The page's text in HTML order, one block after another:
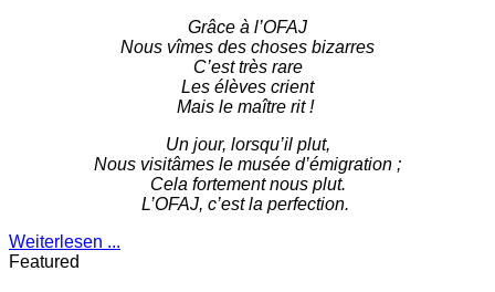
Grâce à l’OFAJ
Nous vîmes des choses bizarres
C’est très rare
Les élèves crient
Mais le maître rit !
Un jour, lorsqu’il plut,
Nous visitâmes le musée d’émigration ;
Cela fortement nous plut.
L’OFAJ, c’est la perfection.
Weiterlesen ...
Featured